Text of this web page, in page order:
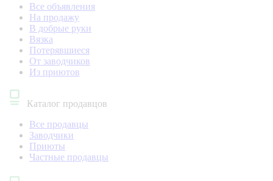
Все объявления
На продажу
В добрые руки
Вязка
Потерявшиеся
От заводчиков
Из приютов
Каталог продавцов
Все продавцы
Заводчики
Приюты
Частные продавцы